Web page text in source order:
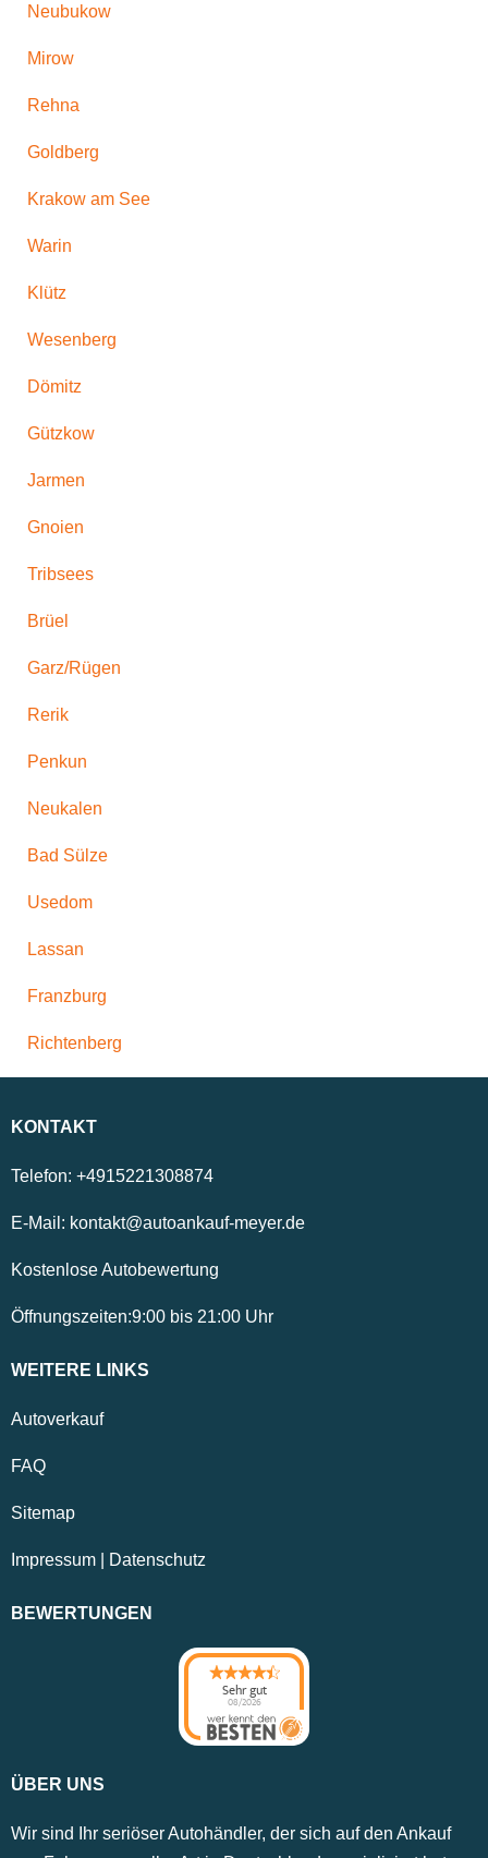
Neubukow
Mirow
Rehna
Goldberg
Krakow am See
Warin
Klütz
Wesenberg
Dömitz
Gützkow
Jarmen
Gnoien
Tribsees
Brüel
Garz/Rügen
Rerik
Penkun
Neukalen
Bad Sülze
Usedom
Lassan
Franzburg
Richtenberg
KONTAKT
Telefon: +4915221308874
E-Mail: kontakt@autoankauf-meyer.de
Kostenlose Autobewertung
Öffnungszeiten:9:00 bis 21:00 Uhr
WEITERE LINKS
Autoverkauf
FAQ
Sitemap
Impressum Datenschutz
BEWERTUNGEN
Sehr gut
08/2026
ÜBER UNS
Wir sind Ihr seriöser Autohändler, der sich auf den Ankauf